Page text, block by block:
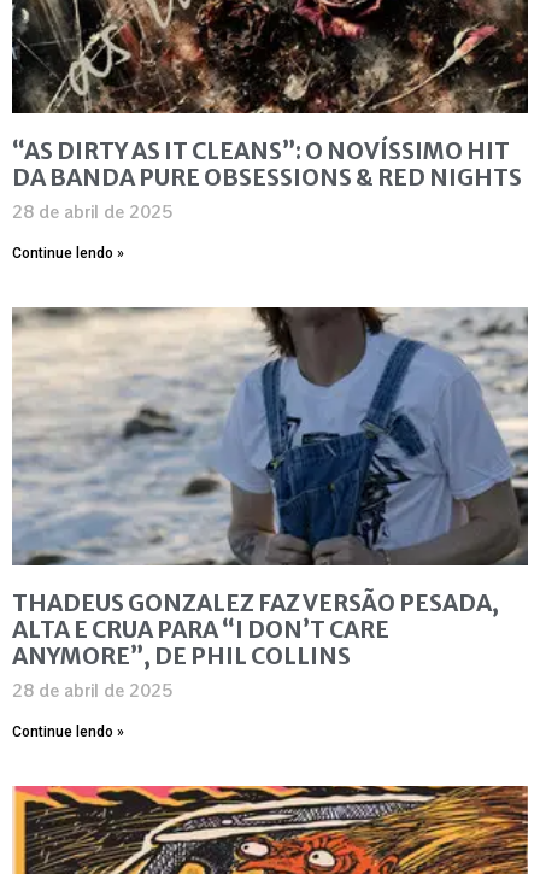
“AS DIRTY AS IT CLEANS”: O NOVÍSSIMO HIT
DA BANDA PURE OBSESSIONS & RED NIGHTS
28 de abril de 2025
Continue lendo »
THADEUS GONZALEZ FAZ VERSÃO PESADA,
ALTA E CRUA PARA “I DON’T CARE
ANYMORE”, DE PHIL COLLINS
28 de abril de 2025
Continue lendo »